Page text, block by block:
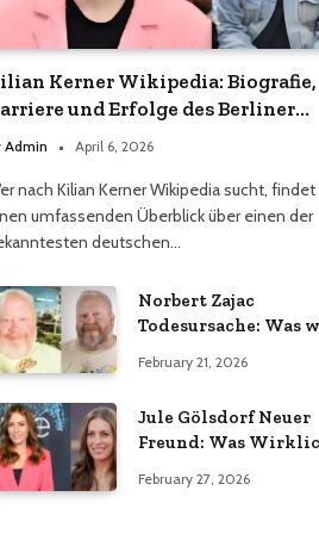
Kerner Wikipedia: Biografie,
und Erfolge des Berliner
Admin April 6, 2026
nach Kilian Kerner Wikipedia sucht, findet
umfassenden Überblick über einen der
deutschen…
Norbert Zajac
Todesursache: Was
February 21, 2026
Jule Gölsdorf Neuer
Freund: Was
February 27, 2026